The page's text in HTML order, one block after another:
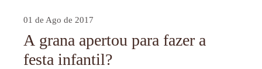
01 de Ago de 2017
A grana apertou para fazer a
festa infantil?